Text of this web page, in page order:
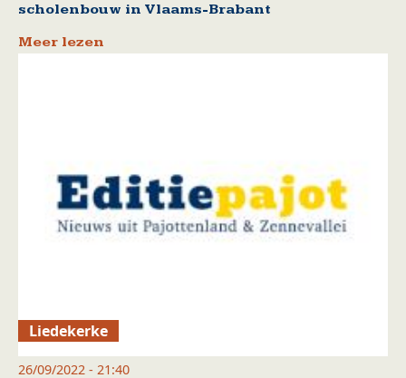
scholenbouw in Vlaams-Brabant
Meer lezen
Liedekerke
26/09/2022 - 21:40